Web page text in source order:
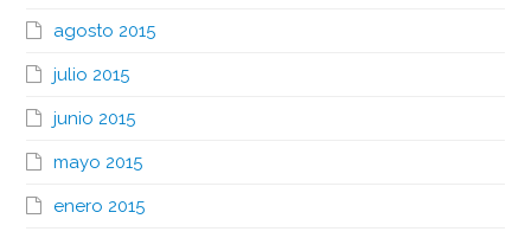
agosto 2015
julio 2015
junio 2015
mayo 2015
enero 2015